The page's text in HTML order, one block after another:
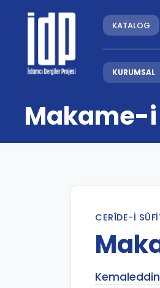
KATALOG
KURUMSAL
Makame-
CERÎDE-I